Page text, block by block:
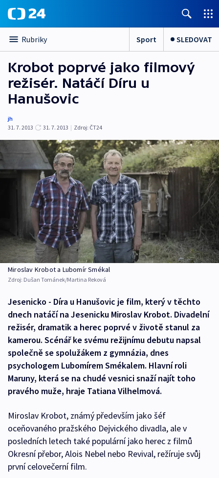
Rubriky Sport SLEDOVAT
Krobot poprvé jako filmový
režisér. Natáčí Díru u
Hanušovic
jh
31. 7. 2013
31. 7. 2013 | Zdroj: ČT24
Miroslav Krobot a Lubomír Smékal
Zdroj: Dušan Tománek/Martina Reková
Jesenicko - Díra u Hanušovic je film, který v těchto
dnech natáčí na Jesenicku Miroslav Krobot. Divadelní
režisér, dramatik a herec poprvé v životě stanul za
kamerou. Scénář ke svému režijnímu debutu napsal
společně se spolužákem z gymnázia, dnes
psychologem Lubomírem Smékalem. Hlavní roli
Maruny, která se na chudé vesnici snaží najít toho
pravého muže, hraje Tatiana Vilhelmová.
Miroslav Krobot, známý především jako šéf
oceňovaného pražského Dejvického divadla, ale v
posledních letech také populární jako herec z filmů
Okresní přebor, Alois Nebel nebo Revival, režíruje svůj
první celovečerní film.